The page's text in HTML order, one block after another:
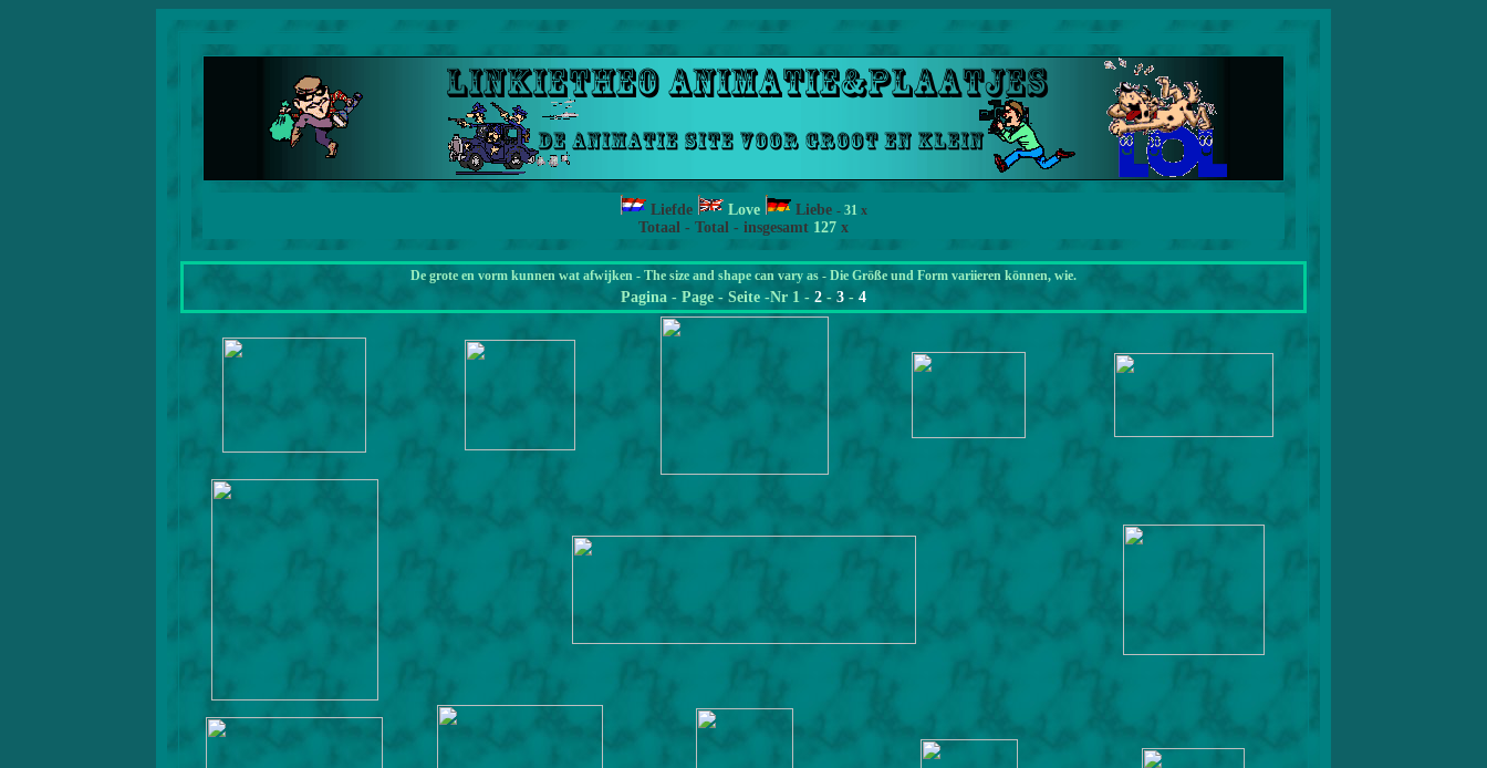
Liefde Love Liebe - 31 x
Totaal - Total - insgesamt 127 x
De grote en vorm kunnen wat afwijken - The size and shape can vary as - Die Größe und Form variieren können, wie.
Pagina - Page - Seite -Nr 1 - 2 - 3 - 4